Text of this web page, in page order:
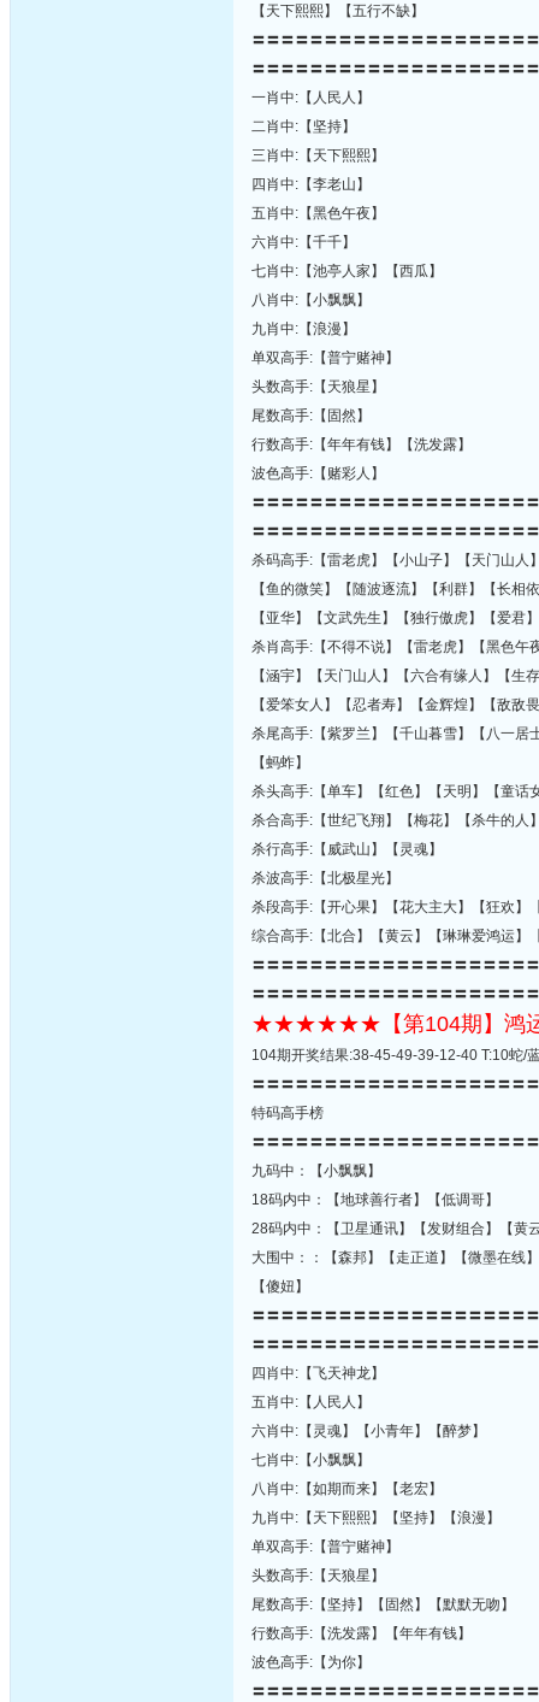
【天下熙熙】【五行不缺】
〓〓〓〓〓〓〓〓〓〓〓〓〓〓〓〓〓〓〓
〓〓〓〓〓〓〓〓〓〓〓〓〓〓〓〓〓〓〓
一肖中:【人民人】
二肖中:【坚持】
三肖中:【天下熙熙】
四肖中:【李老山】
五肖中:【黑色午夜】
六肖中:【千千】
七肖中:【池亭人家】【西瓜】
八肖中:【小飘飘】
九肖中:【浪漫】
单双高手:【普宁赌神】
头数高手:【天狼星】
尾数高手:【固然】
行数高手:【年年有钱】【洗发露】
波色高手:【赌彩人】
〓〓〓〓〓〓〓〓〓〓〓〓〓〓〓〓〓〓〓
〓〓〓〓〓〓〓〓〓〓〓〓〓〓〓〓〓〓〓
杀码高手:【雷老虎】【小山子】【天门山人
【鱼的微笑】【随波逐流】【利群】【长
【亚华】【文武先生】【独行傲虎】【爱君
杀肖高手:【不得不说】【雷老虎】【黑色午
【涵宇】【天门山人】【六合有缘人】【
【爱笨女人】【忍者寿】【金辉煌】【敌
杀尾高手:【紫罗兰】【千山暮雪】【八一居
【蚂蚱】
杀头高手:【单车】【红色】【天明】【童话
杀合高手:【世纪飞翔】【梅花】【杀牛的人
杀行高手:【威武山】【灵魂】
杀波高手:【北极星光】
杀段高手:【开心果】【花大主大】【狂欢】
综合高手:【北合】【黄云】【琳琳爱鸿运】
〓〓〓〓〓〓〓〓〓〓〓〓〓〓〓〓〓〓〓
〓〓〓〓〓〓〓〓〓〓〓〓〓〓〓〓〓〓〓
★★★★★★【第104期】鸿
104期开奖结果:38-45-49-39-12-40 T:10蛇
〓〓〓〓〓〓〓〓〓〓〓〓〓〓〓〓〓〓〓
特码高手榜
〓〓〓〓〓〓〓〓〓〓〓〓〓〓〓〓〓〓〓
九码中：【小飘飘】
18码内中：【地球善行者】【低调哥】
28码内中：【卫星通讯】【发财组合】【黄
大围中：：【森邦】【走正道】【微墨在线
【傻妞】
〓〓〓〓〓〓〓〓〓〓〓〓〓〓〓〓〓〓〓
〓〓〓〓〓〓〓〓〓〓〓〓〓〓〓〓〓〓〓
四肖中:【飞天神龙】
五肖中:【人民人】
六肖中:【灵魂】【小青年】【醉梦】
七肖中:【小飘飘】
八肖中:【如期而来】【老宏】
九肖中:【天下熙熙】【坚持】【浪漫】
单双高手:【普宁赌神】
头数高手:【天狼星】
尾数高手:【坚持】【固然】【默默无吻】
行数高手:【洗发露】【年年有钱】
波色高手:【为你】
〓〓〓〓〓〓〓〓〓〓〓〓〓〓〓〓〓〓〓